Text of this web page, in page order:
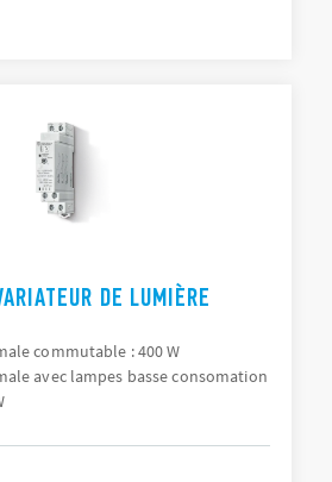
DE LUMIÈRE
commutable : 400 W
avec lampes basse consomation